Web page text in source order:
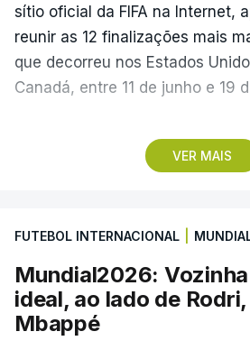
VER MAIS
sítio oficial da FIFA na Internet,
reunir as 12 finalizações mais
que decorreu nos Estados
Canadá, entre 11 de junho e 19
Lopes Cabral conquistou o
remate de pé direito que
“Foi simplesmente surreal”,
dos turcos do Trabzonspor,
que fez Cabo Verde sonhar alto
participação numa fase final de
FUTEBOL INTERNACIONAL
Mundial2026:
ideal, ao lado de
Mbappé